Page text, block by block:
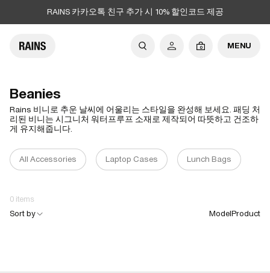
RAINS 카카오톡 친구 추가 시 10% 할인코드 제공
0 MENU
Beanies
Rains 비니로 추운 날씨에 어울리는 스타일을 완성해 보세요. 패딩 처
리된 비니는 시그니처 워터프루프 소재로 제작되어 따뜻하고 건조하
게 유지해줍니다.
All Accessories Laptop Cases Lunch Bags
0 items
Sort by
ModelProduct